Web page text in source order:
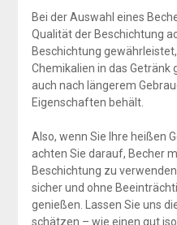
Bei der Auswahl eines
Qualität der Beschichtung
Beschichtung
Chemikalien in das Getränk
auch nach längerem
Eigenschaften behält.
Also, wenn Sie Ihre heißen
achten Sie darauf, Becher
Beschichtung zu
sicher und ohne
genießen. Lassen Sie uns
schätzen – wie einen gut